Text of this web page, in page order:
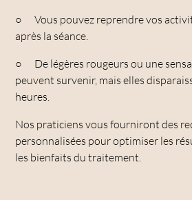
○ Vous pouvez reprendre vos
après la séance.
○ De légères rougeurs ou une
peuvent survenir, mais elles
heures.
Nos praticiens vous fourniront des
personnalisées pour optimiser les
les bienfaits du traitement.